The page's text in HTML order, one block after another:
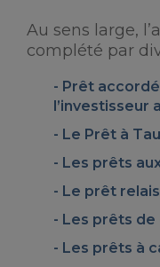
Au sens large,
complété par
Prêt
l’investisseur
Le Prêt à
Les prêts
Le prêt relais
Les prêts
Les prêts à